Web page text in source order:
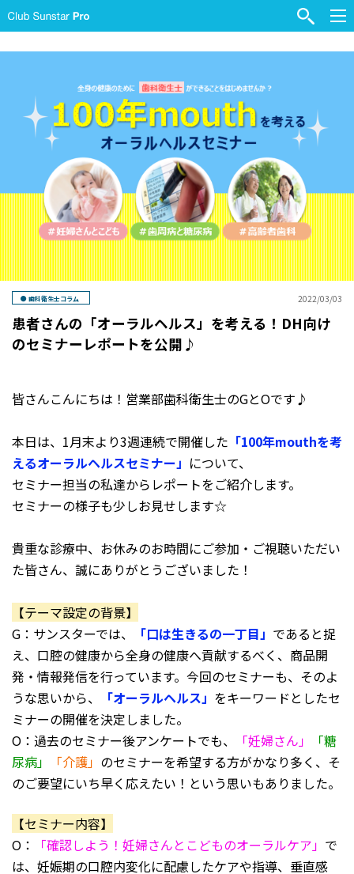
歯科衛生士コラム 2022/03/03
患者さんの「オーラルヘルス」を考える！DH向け
のセミナーレポートを公開♪
皆さんこんにちは！営業部歯科衛生士のGとOです♪
本日は、1月末より3週連続で開催した 「100年mouthを考
えるオーラルヘルスセミナー」 について、
セミナー担当の私達からレポートをご紹介します。
セミナーの様子も少しお見せします☆
貴重な診療中、お休みのお時間にご参加・ご視聴いただい
た皆さん、誠にありがとうございました！
【テーマ設定の背景】
G：サンスターでは、
「口は生きるの一丁目」 であると捉
え、口腔の健康から全身の健康へ貢献するべく、商品開
発・情報発信を行っています。今回のセミナーも、そのよ
うな思いから、
「オーラルヘルス」 をキーワードとしたセ
ミナーの開催を決定しました。
O：過去のセミナー後アンケートでも、
「妊婦さん」
「糖
尿病」
「介護」 のセミナーを希望する方がかなり多く、そ
のご要望にいち早く応えたい！という思いもありました。
【セミナー内容】
O：
「確認しよう！妊婦さんとこどものオーラルケア」 で
は、妊娠期の口腔内変化に配慮したケアや指導、垂直感